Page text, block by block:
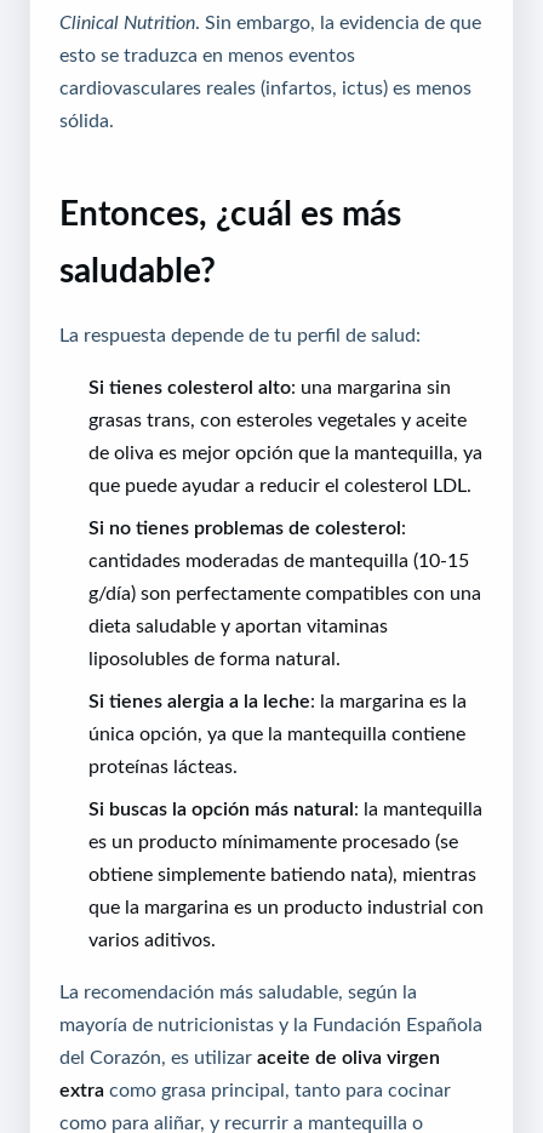
Clinical Nutrition . Sin embargo, la evidencia de que
esto se traduzca en menos eventos
cardiovasculares reales (infartos, ictus) es menos
sólida.
Entonces, ¿cuál es más
saludable?
La respuesta depende de tu perfil de salud:
Si tienes colesterol alto: una margarina sin
grasas trans, con esteroles vegetales y aceite
de oliva es mejor opción que la mantequilla, ya
que puede ayudar a reducir el colesterol LDL.
Si no tienes problemas de colesterol:
cantidades moderadas de mantequilla (10-15
g/día) son perfectamente compatibles con una
dieta saludable y aportan vitaminas
liposolubles de forma natural.
Si tienes alergia a la leche: la margarina es la
única opción, ya que la mantequilla contiene
proteínas lácteas.
Si buscas la opción más natural: la mantequilla
es un producto mínimamente procesado (se
obtiene simplemente batiendo nata), mientras
que la margarina es un producto industrial con
varios aditivos.
La recomendación más saludable, según la
mayoría de nutricionistas y la Fundación Española
del Corazón, es utilizar aceite de oliva virgen
extra como grasa principal, tanto para cocinar
como para aliñar, y recurrir a mantequilla o